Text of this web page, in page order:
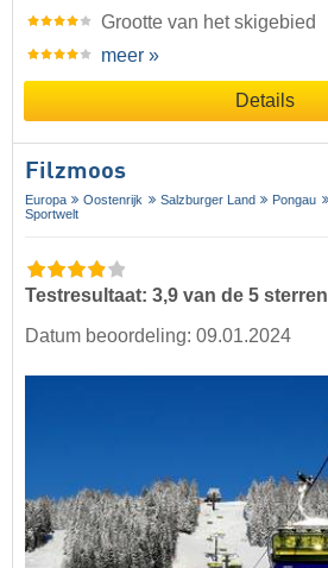
Grootte van het skigebied
meer »
Details
Filzmoos
Europa Oostenrijk Salzburger Land Pongau
Sportwelt
Testresultaat: 3,9 van de 5 sterren
Datum beoordeling: 09.01.2024